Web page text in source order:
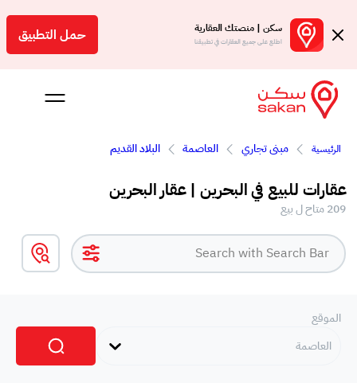
سكن | منصتك العقارية
اطلع على جميع العقارات في تطبيقنا حمل التطبيق
بالعمولة
الرئيسية مبنى تجاري العاصمة البلاد القديم
عقارات للبيع في البحرين | عقار البحرين
209 متاح ل بيع
الموقع
العاصمة